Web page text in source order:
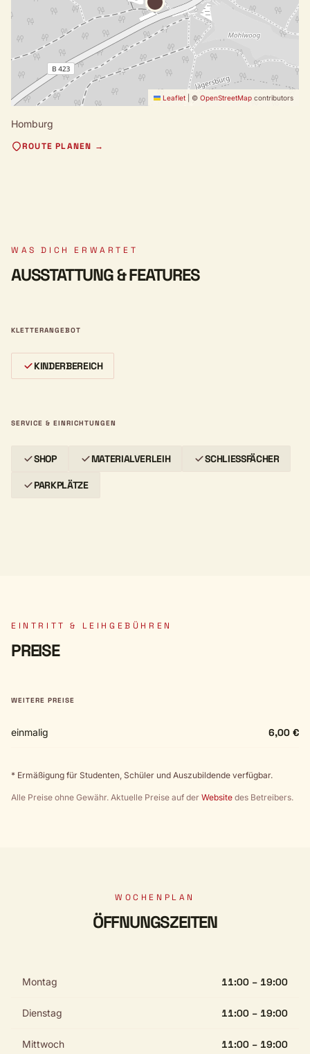
Leaflet © OpenStreetMap contributors
Homburg
ROUTE PLANEN →
WAS DICH ERWARTET
AUSSTATTUNG & FEATURES
KLETTERANGEBOT
KINDERBEREICH
SERVICE & EINRICHTUNGEN
SHOP MATERIALVERLEIH SCHLIESSFÄCHER
PARKPLÄTZE
EINTRITT & LEIHGEBÜHREN
PREISE
WEITERE PREISE
einmalig 6,00 €
* Ermäßigung für Studenten, Schüler und Auszubildende verfügbar.
Alle Preise ohne Gewähr. Aktuelle Preise auf der Website des Betreibers.
WOCHENPLAN
ÖFFNUNGSZEITEN
Montag 11:00 – 19:00
Dienstag 11:00 – 19:00
Mittwoch 11:00 – 19:00